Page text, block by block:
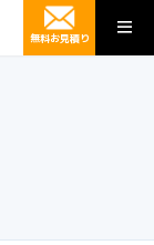
無料お見積り